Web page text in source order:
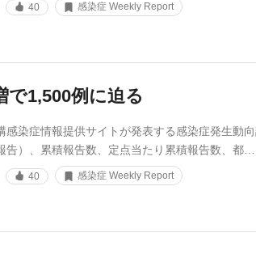
40 感染症 Weekly Report
で1,500例に迫る
染症情報提供サイトが発表する感染症発生動向
告）、累積報告数、定点当たり累積報告数、都…
40 感染症 Weekly Report